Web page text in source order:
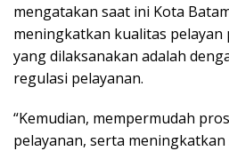
mengatakan saat ini Kota
meningkatkan kualitas pelayan
yang dilaksanakan adalah
regulasi pelayanan.
“Kemudian, mempermudah
pelayanan, serta